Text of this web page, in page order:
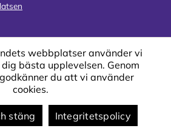
webbplatser använder vi
bästa upplevelsen. Genom
du att vi använder
cookies.
stäng Integritetspolicy